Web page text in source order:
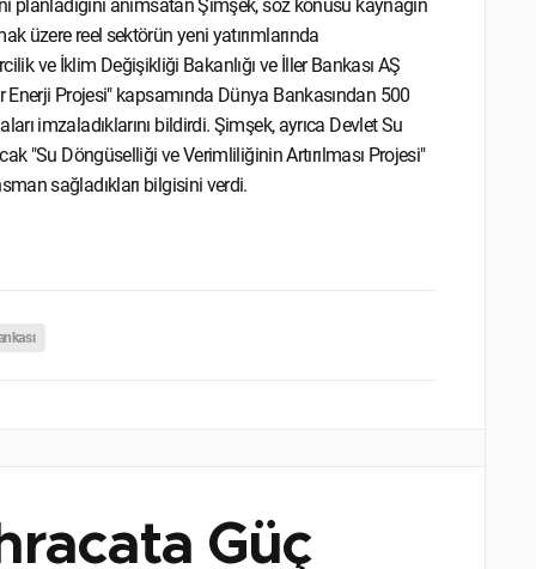
anımsatan Şimşek, söz konusu kaynağın
üzere reel sektörün yeni yatırımlarında
ve İklim Değişikliği Bakanlığı ve İller Bankası AŞ
Projesi" kapsamında Dünya Bankasından 500
imzaladıklarını bildirdi. Şimşek, ayrıca Devlet Su
"Su Döngüselliği ve Verimliliğinin Artırılması Projesi"
sağladıkları bilgisini verdi.
Güç